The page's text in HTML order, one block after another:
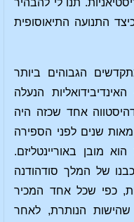
התנועה התיאוסופית
הגבוהים ביותר
הנעלה
אחד שכזה היה
שנים לפני הספירה
מובן באוריינטליזם.
כבנו של המלך סודהודנה
כפי שכל אחד המכיר
שהישות הנותרת, לאחר